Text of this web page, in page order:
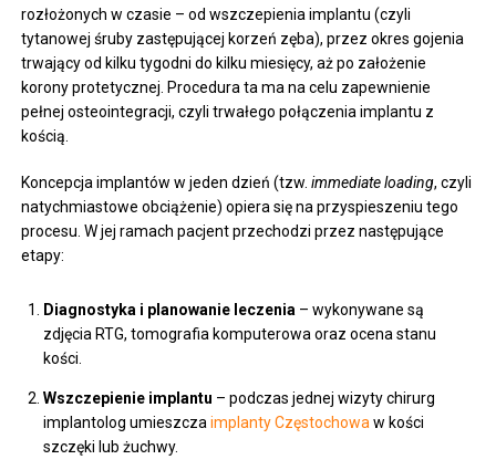
rozłożonych w czasie – od wszczepienia implantu (czyli
tytanowej śruby zastępującej korzeń zęba), przez okres gojenia
trwający od kilku tygodni do kilku miesięcy, aż po założenie
korony protetycznej. Procedura ta ma na celu zapewnienie
pełnej osteointegracji, czyli trwałego połączenia implantu z
kością.
Koncepcja implantów w jeden dzień (tzw.immediate loading, czyli
natychmiastowe obciążenie) opiera się na przyspieszeniu tego
procesu. W jej ramach pacjent przechodzi przez następujące
etapy:
Diagnostyka i planowanie leczenia – wykonywane są
zdjęcia RTG, tomografia komputerowa oraz ocena stanu
kości.
Wszczepienie implantu – podczas jednej wizyty chirurg
implantolog umieszczaimplanty Częstochowa w kości
szczęki lub żuchwy.